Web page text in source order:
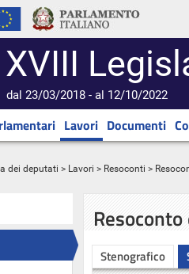
XVIII
dal 23/03/2018 - al 12/10/2022
Lavori Documenti
dei deputati > Lavori > Resoconti >
Stenografico